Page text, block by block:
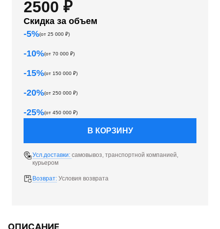
2500 ₽
Скидка за объем
-5%(от 25 000 ₽)
-10%(от 70 000 ₽)
-15%(от 150 000 ₽)
-20%(от 250 000 ₽)
-25%(от 450 000 ₽)
В КОРЗИНУ
Усл.доставки: самовывоз, транспортной компанией,
курьером
Возврат: Условия возврата
ОПИСАНИЕ